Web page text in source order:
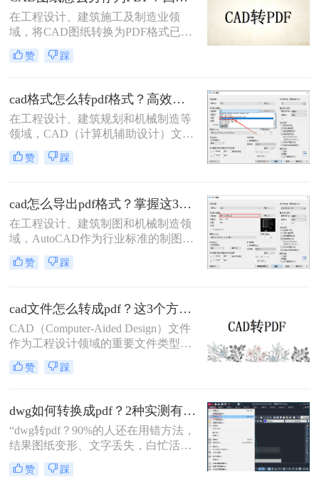
性和不可编辑性等特点，成为了理想
的转换格式。那么如何把cad图纸转成
pdf格式呢？本文将介绍四种将CAD
图纸转换成PDF格式的实用方法。
在工程设计、建筑施工及制造业领
域，将CAD图纸转换为PDF格式已成
为日常工作的标准流程。PDF格式凭
借跨平台兼容性强、文件体积适中、
优势，被广泛应用于图纸提交、客户
审阅、档案存档及移动设备查看等场
景。
赞 踩
cad格式怎么转pdf格式？高效的五大方法详解！
在工程设计、建筑规划和机械制造等
领域，CAD（计算机辅助设计）文件
是传递设计思想的核心载体。然而，
当需要向客户、评审方或非技术背景
是最佳选择。此时，PDF（便携式文
档格式）以其跨平台、格式固定、易
于查看且体积小巧的优势，成为分享
和归档图纸的首选。
赞 踩
cad怎么导出pdf格式？掌握这3招就够了！
在工程设计、建筑制图和机械制造领
域，AutoCAD作为行业标准的制图软
件，其生成的DWG文件是工作的核
心。然而，在文件交付、图纸审查、
的特性，成为了无可替代的交换媒
介。掌握在AutoCAD中高效、高质量
地导出PDF，是每一位CAD用户的必
备技能。那么cad怎么导出pdf格式
呢？
赞 踩
cad文件怎么转成pdf？这3个方法可以一试！
CAD（Computer-Aided Design）文件
作为工程设计领域的重要文件类型，
经常需要转换为PDF（Portable
Document Format）格式以便于共享、
pdf呢？本文将介绍三种将CAD文件
转换为PDF的高效方法。
赞 踩
dwg如何转换成pdf？2种实测有效技巧，精准无损告别格式混乱！
“dwg转pdf？90%的人还在用错方法，
结果图纸变形、文字丢失，白忙活一
整天！”在IT、设计与工程领域，dwg
文件转pdf是职场日常刚需。但你是否
赞 踩